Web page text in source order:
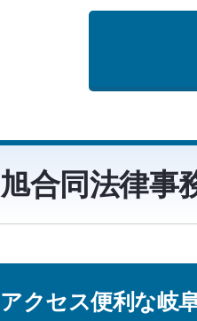
旭合同法律事
アクセス便利な岐